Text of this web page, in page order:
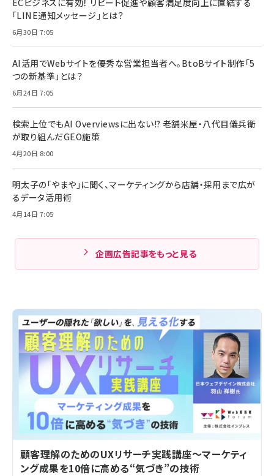
「LINE通知メッセージ」とは？
6月30日 7:05
AI活用でWebサイトを優秀な営業担当者へ。BtoBサイト制作「5
つの新基準」とは？
6月24日 7:05
検索上位でもAI Overviewsに出ない!? 老舗米屋・八代目儀兵衛
が取り組んだGEO施策
4月20日 8:00
明太子の「やまや」に聞く、マーケティングから店舗・採用まで広が
るデータ活用術
4月14日 7:05
企画広告記事をもっと見る
顧客理解のためのUXリサーチ実践講座～マーケティ
ング成果を10倍に高める“気づき”の技術